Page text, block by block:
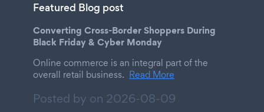
Featured Blog post
Converting Cross-Border Shoppers During
Black Friday & Cyber Monday
Online commerce is an integral part of the
overall retail business. Read More
Posted by on 2026-08-09